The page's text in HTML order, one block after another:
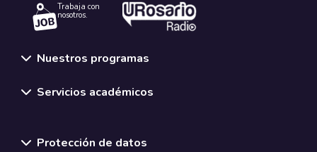
Trabaja con
nosotros.
Nuestros programas
Servicios académicos
Protección de datos